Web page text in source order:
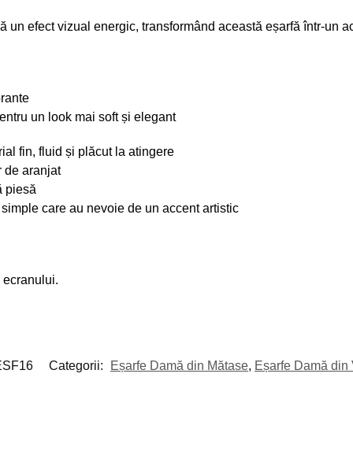
un efect vizual energic, transformând această eșarfă într-un
un look mai soft și elegant
fin, fluid și plăcut la atingere
de aranjat
piesă
care au nevoie de un accent artistic
ecranului.
Categorii: Eșarfe Damă din Mătase, Eșarfe Damă din